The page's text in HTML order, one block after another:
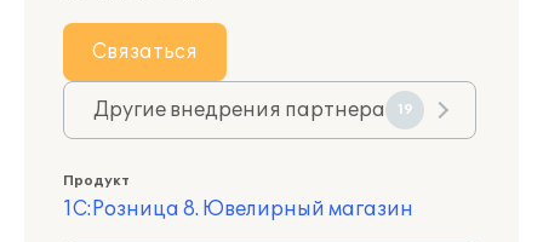
Связаться
Другие внедрения партнера 19
Продукт
1С:Розница 8. Ювелирный магазин